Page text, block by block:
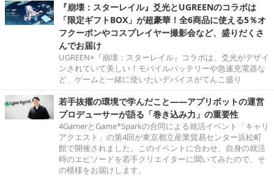
『崩壊：スターレイル』爻光とUGREENのコラボは
「限定ギフトBOX」が超豪華！全6商品に使える5％オ
フクーポンやコスプレイヤー撮影会など、盛りだくさ
んでお届け
UGREEN×『崩壊：スターレイル』コラボは、爻光がデザイ
ンされていて美しい！モバイルバッテリーや急速充電器な
ど、ゲームと一緒に使いたいデバイスがてんこ盛り
若手抜擢の環境で学んだこと――アプリボットの運営
プロデューサーが語る「巻き込み力」の重要性
4GamerとGame*Sparkの合同による就活イベント「キャリ
アクエスト」の第4回が東京都立産業貿易センター浜松町
館で開催されました。このイベントに合わせ、自身の就活
時のエピソードを若手クリエイターに聞いてみたので、そ
の模様をお届けします。